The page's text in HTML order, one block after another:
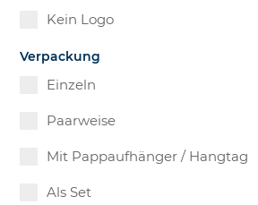
Kein Logo
Verpackung
Einzeln
Paarweise
Mit Pappaufhänger / Hangtag
Als Set